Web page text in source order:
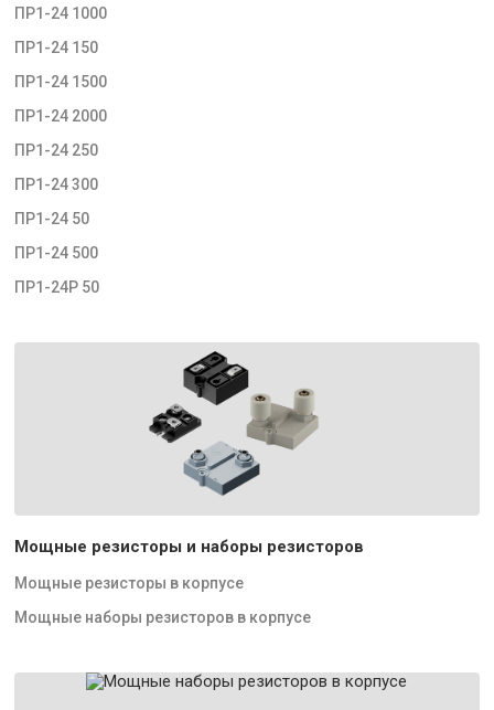
ПР1-24 1000
ПР1-24 150
ПР1-24 1500
ПР1-24 2000
ПР1-24 250
ПР1-24 300
ПР1-24 50
ПР1-24 500
ПР1-24Р 50
Мощные резисторы и наборы резисторов
Мощные резисторы в корпусе
Мощные наборы резисторов в корпусе